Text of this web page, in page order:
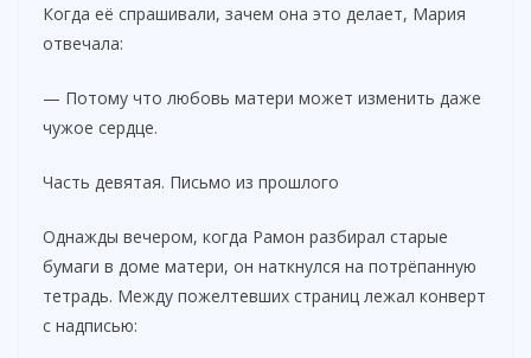
Когда её спрашивали, зачем она это делает, Мария
отвечала:
— Потому что любовь матери может изменить даже
чужое сердце.
Часть девятая. Письмо из прошлого
Однажды вечером, когда Рамон разбирал старые
бумаги в доме матери, он наткнулся на потрёпанную
тетрадь. Между пожелтевших страниц лежал конверт
с надписью: